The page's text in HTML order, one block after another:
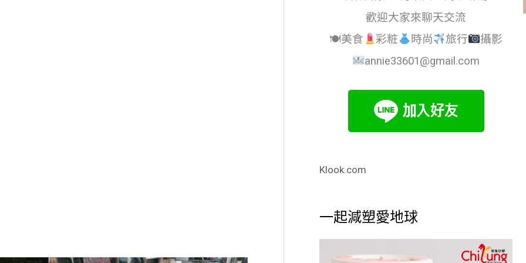
歡迎大家來聊天交流
🍽美食
彩粧 時尚 旅行
攝影
annie33601@gmail.com
Klook.com
一起減塑愛地球